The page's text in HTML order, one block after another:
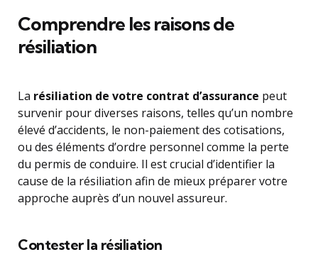
Comprendre les raisons de
résiliation
La résiliation de votre contrat d’assurance peut
survenir pour diverses raisons, telles qu’un nombre
élevé d’accidents, le non-paiement des cotisations,
ou des éléments d’ordre personnel comme la perte
du permis de conduire. Il est crucial d’identifier la
cause de la résiliation afin de mieux préparer votre
approche auprès d’un nouvel assureur.
Contester la résiliation